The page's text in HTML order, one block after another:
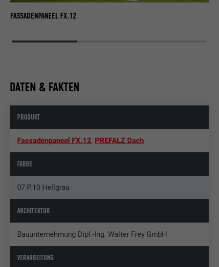
FASSADENPANEEL FX.12
DATEN & FAKTEN
PRODUKT
Fassadenpaneel FX.12, PREFALZ Dach
FARBE
07 P.10 Hellgrau
ARCHITEKTUR
Bauunternehmung Dipl.-Ing. Walter Frey GmbH
VERARBEITUNG